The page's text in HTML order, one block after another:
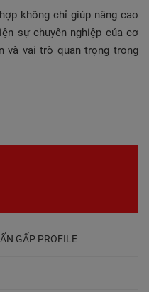
không chỉ giúp nâng cao
sự chuyên nghiệp của cơ
và vai trò quan trọng trong
GẤP PROFILE